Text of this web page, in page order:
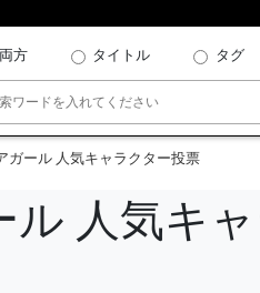
両方 タイトル タグ
ガール 人気キャラクター投票
ル 人気キ